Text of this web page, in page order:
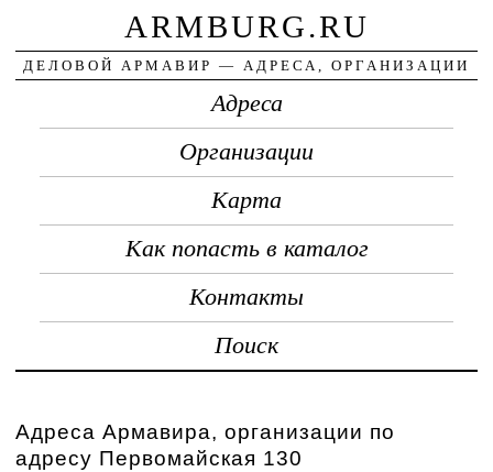
ARMBURG.RU
ДЕЛОВОЙ АРМАВИР — АДРЕСА, ОРГАНИЗАЦИИ
Адреса
Организации
Карта
Как попасть в каталог
Контакты
Поиск
Адреса Армавира, организации по
адресу Первомайская 130